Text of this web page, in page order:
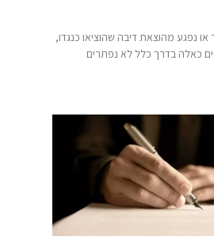
נפגע מהוצאת דיבה שהוציאו כנגדו,
כאלה בדרך כלל לא נפתרים